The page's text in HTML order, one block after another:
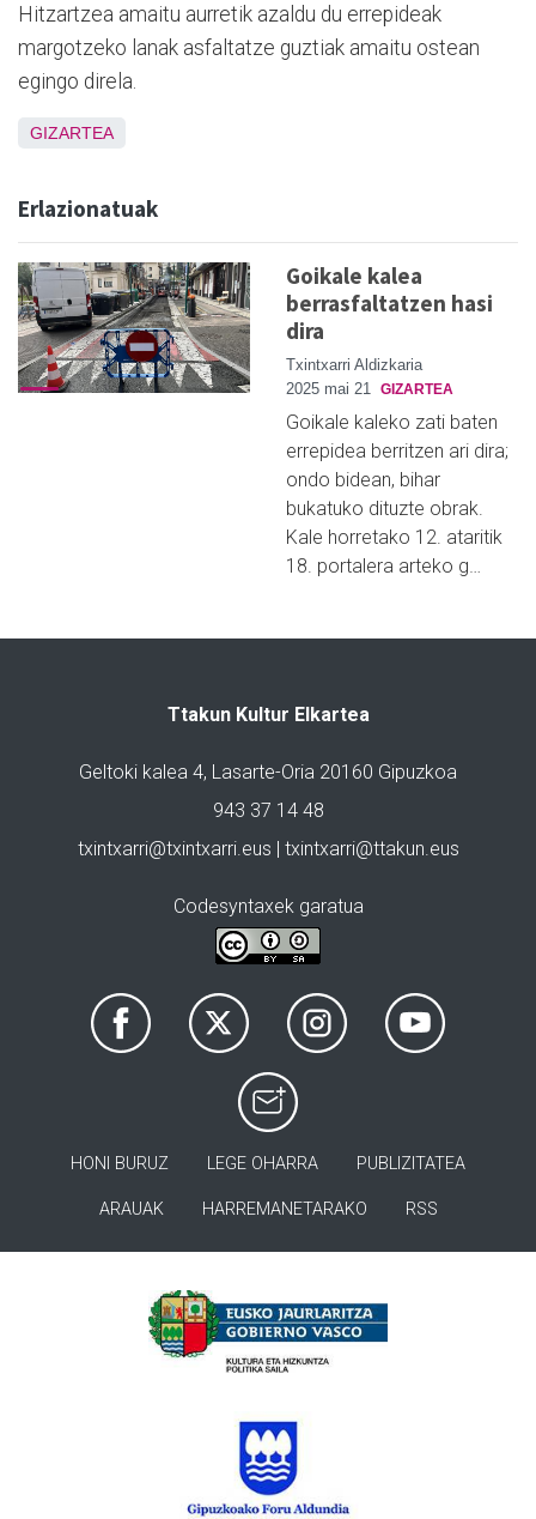
Hitzartzea amaitu aurretik azaldu du errepideak
margotzeko lanak asfaltatze guztiak amaitu ostean
egingo direla.
GIZARTEA
Erlazionatuak
Goikale kalea
berrasfaltatzen hasi
dira
Txintxarri Aldizkaria
2025 mai 21 GIZARTEA
Goikale kaleko zati baten
errepidea berritzen ari dira;
ondo bidean, bihar
bukatuko dituzte obrak.
Kale horretako 12. ataritik
18. portalera arteko g…
Ttakun Kultur Elkartea
Geltoki kalea 4, Lasarte-Oria 20160 Gipuzkoa
943 37 14 48
txintxarri@txintxarri.eus | txintxarri@ttakun.eus
Codesyntaxek garatua
HONI BURUZ LEGE OHARRA PUBLIZITATEA
ARAUAK HARREMANETARAKO RSS